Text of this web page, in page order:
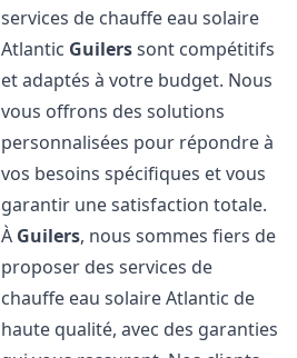
services de chauffe eau solaire
Atlantic Guilerssont compétitifs
et adaptés à votre budget. Nous
vous offrons des solutions
personnalisées pour répondre à
vos besoins spécifiques et vous
garantir une satisfaction totale.
À Guilers, nous sommes fiers de
proposer des services de
chauffe eau solaire Atlantic de
haute qualité, avec des garanties